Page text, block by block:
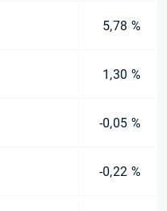
5,78 %
1,30 %
-0,05 %
-0,22 %